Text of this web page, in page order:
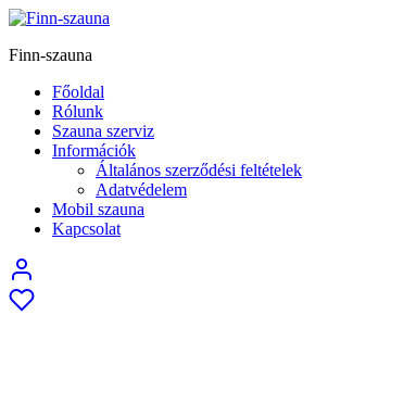
Finn-szauna
Főoldal
Rólunk
Szauna szerviz
Információk
Általános szerződési feltételek
Adatvédelem
Mobil szauna
Kapcsolat